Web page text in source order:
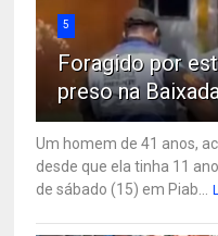
5
Foragido por
preso na
Um homem de 41 anos,
desde que ela tinha 11
de sábado (15) em Piab...